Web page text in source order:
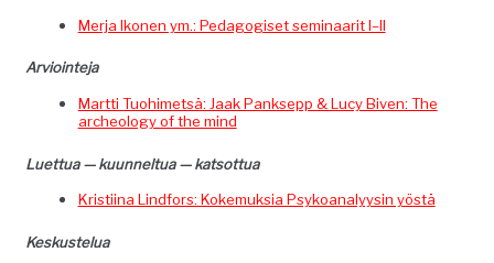
Mer­ja Iko­nen ym.: Ped­a­gogiset sem­i­naar­it I–II
Arvioin­te­ja
Mart­ti Tuo­himet­sä: Jaak Panksepp & Lucy Biv­en: The
arche­ol­o­gy of the mind
Luet­tua — kuun­nel­tua — katsottua
Kris­ti­ina Lind­fors: Koke­muk­sia Psyko­ana­lyysin yöstä
Keskustelua